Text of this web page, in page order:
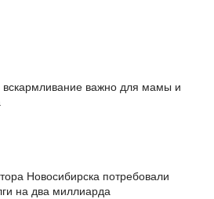
вскармливание важно для мамы и
Новосибирска потребовали
на два миллиарда